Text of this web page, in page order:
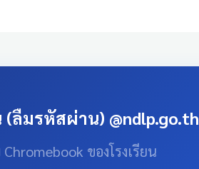
ลืมรหัสผ่าน) @ndlp.go.th
ของโรงเรียน